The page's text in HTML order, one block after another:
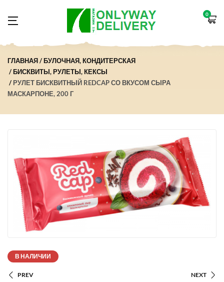
0
ГЛАВНАЯ
БУЛОЧНАЯ, КОНДИТЕРСКАЯ
БИСКВИТЫ, РУЛЕТЫ, КЕКСЫ
РУЛЕТ БИСКВИТНЫЙ REDCAP СО ВКУСОМ СЫРА
МАСКАРПОНЕ, 200 Г
В НАЛИЧИИ
PREV NEXT